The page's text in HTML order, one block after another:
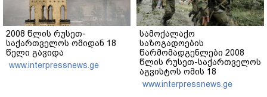
2008 წლის რუსეთ-
საქართველოს ომიდან 18
წელი გავიდა
www.interpressnews.ge
სამოქალაქო
საზოგადოების
წარმომადგენლები 2008
წლის რუსეთ-საქართველოს
აგვისტოს ომის 18
წლისთავთან
დაკავშირებით ერთობლივ
www.interpressnews.ge